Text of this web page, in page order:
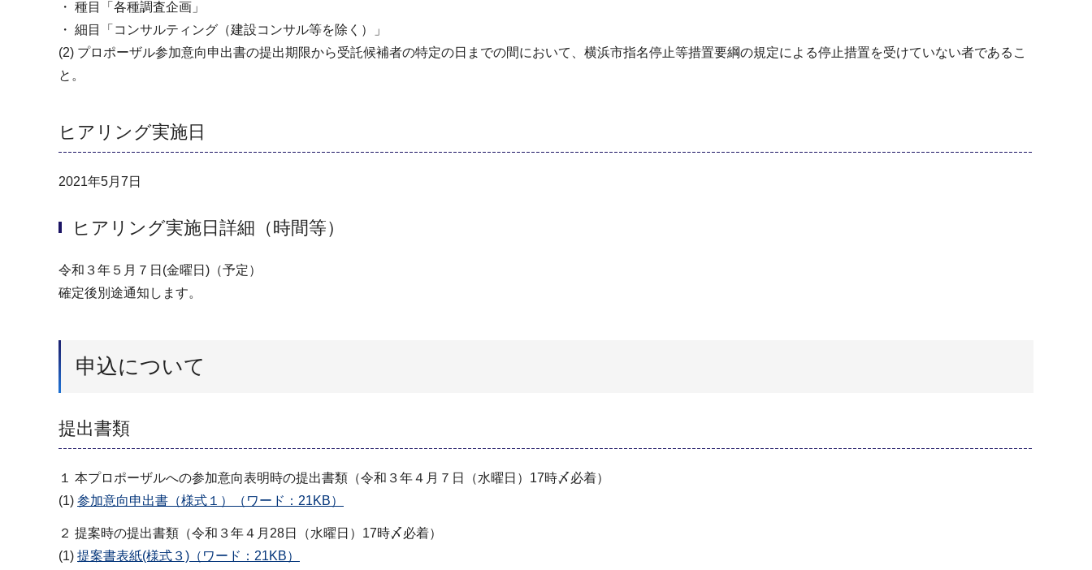
・ 種目「各種調査企画」
・ 細目「コンサルティング（建設コンサル等を除く）」
(2) プロポーザル参加意向申出書の提出期限から受託候補者の特定の日までの間において、横浜市指名停止等措置要綱の規定による停止措置を受けていない者であるこ
と。
ヒアリング実施日
2021年5月7日
ヒアリング実施日詳細（時間等）
令和３年５月７日(金曜日)（予定）
確定後別途通知します。
申込について
提出書類
１ 本プロポーザルへの参加意向表明時の提出書類（令和３年４月７日（水曜日）17時〆必着）
(1) 参加意向申出書（様式１）（ワード：21KB）
２ 提案時の提出書類（令和３年４月28日（水曜日）17時〆必着）
(1) 提案書表紙(様式３)（ワード：21KB）